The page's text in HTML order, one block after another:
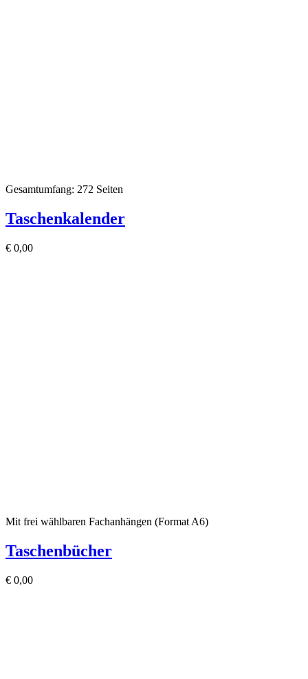
Gesamtumfang: 272 Seiten
Taschenkalender
€ 0,00
Mit frei wählbaren Fachanhängen (Format A6)
Taschenbücher
€ 0,00